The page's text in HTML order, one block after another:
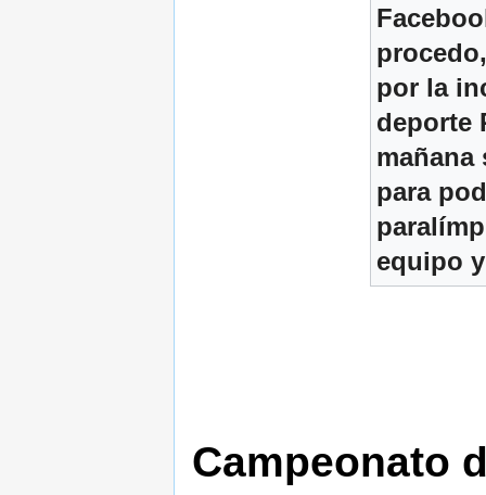
por la
deporte
mañana
para
equipo
Campeonato